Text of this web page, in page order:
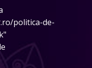
politica-de-